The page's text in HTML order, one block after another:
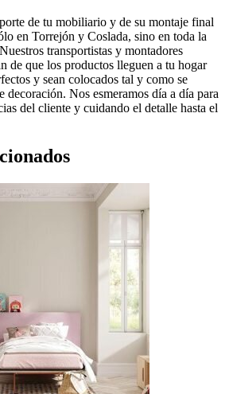
de tu mobiliario y de su montaje final
en Torrejón y Coslada, sino en toda la
transportistas y montadores
de que los productos lleguen a tu hogar
y sean colocados tal y como se
decoración. Nos esmeramos día a día para
del cliente y cuidando el detalle hasta el